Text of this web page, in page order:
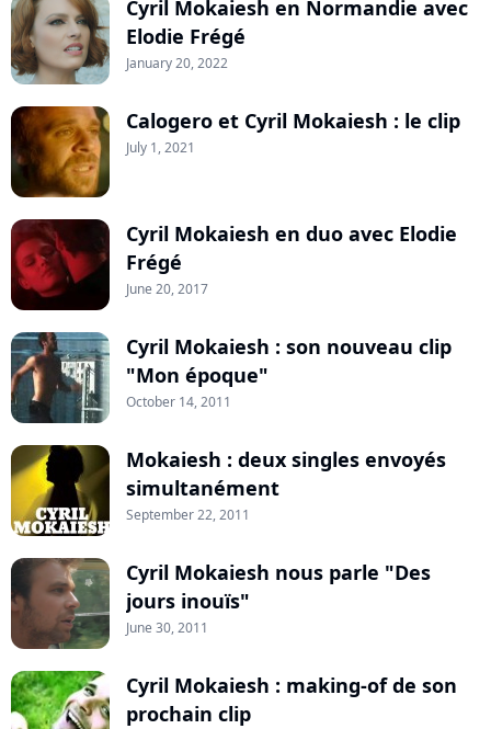
Cyril Mokaiesh en Normandie avec
Elodie Frégé
January 20, 2022
Calogero et Cyril Mokaiesh : le clip
July 1, 2021
Cyril Mokaiesh en duo avec Elodie
Frégé
June 20, 2017
Cyril Mokaiesh : son nouveau clip
"Mon époque"
October 14, 2011
Mokaiesh : deux singles envoyés
simultanément
September 22, 2011
Cyril Mokaiesh nous parle "Des
jours inouïs"
June 30, 2011
Cyril Mokaiesh : making-of de son
prochain clip